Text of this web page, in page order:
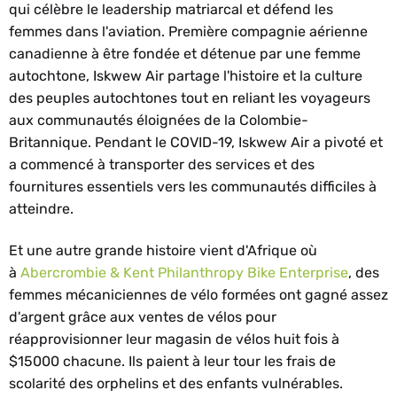
qui célèbre le leadership matriarcal et défend les
femmes dans l'aviation. Première compagnie aérienne
canadienne à être fondée et détenue par une femme
autochtone, Iskwew Air partage l'histoire et la culture
des peuples autochtones tout en reliant les voyageurs
aux communautés éloignées de la Colombie-
Britannique. Pendant le COVID-19, Iskwew Air a pivoté et
a commencé à transporter des services et des
fournitures essentiels vers les communautés difficiles à
atteindre.
Et une autre grande histoire vient d'Afrique où
à Abercrombie & Kent Philanthropy Bike Enterprise, des
femmes mécaniciennes de vélo formées ont gagné assez
d'argent grâce aux ventes de vélos pour
réapprovisionner leur magasin de vélos huit fois à
$15000 chacune. Ils paient à leur tour les frais de
scolarité des orphelins et des enfants vulnérables.